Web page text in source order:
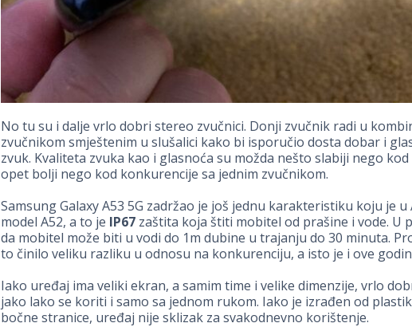
No tu su i dalje vrlo dobri stereo zvučnici. Donji zvučnik radi u
zvučnikom smještenim u slušalici kako bi isporučio dosta dobar i
zvuk. Kvaliteta zvuka kao i glasnoća su možda nešto slabiji nego kod
opet bolji nego kod konkurencije sa jednim zvučnikom.
Samsung Galaxy A53 5G zadržao je još jednu karakteristiku koju je
model A52, a to je IP67zaštita koja štiti mobitel od prašine i vode. U
da mobitel može biti u vodi do 1m dubine u trajanju do 30 minuta.
to činilo veliku razliku u odnosu na konkurenciju, a isto je i ove
Iako uređaj ima veliki ekran, a samim time i velike dimenzije, vrlo
jako lako se koriti i samo sa jednom rukom. Iako je izrađen od
bočne stranice, uređaj nije sklizak za svakodnevno korištenje.